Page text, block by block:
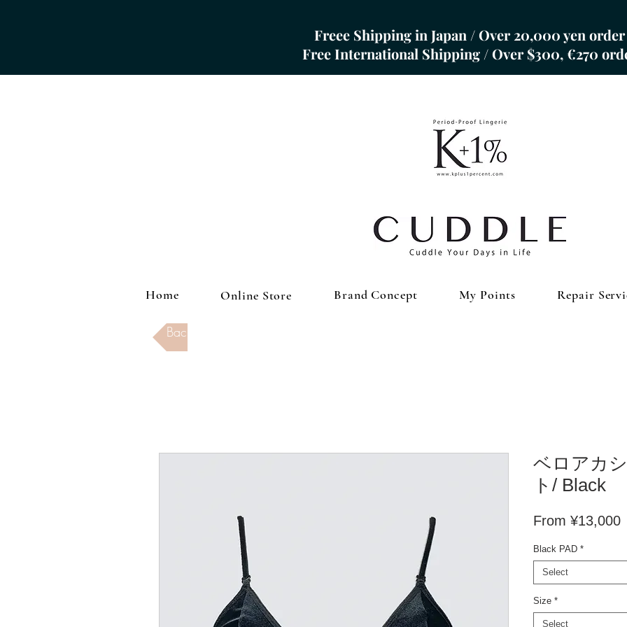
Freee Shipping in Japan / Over 20,000 yen order
​Free International Shipping / Over $300, €270
Home Online Store Brand Concept My Points Repair
Back to Store
ベロアカ
ト/ Black
From ¥13,000
Black PAD *
Select
Size *
Select